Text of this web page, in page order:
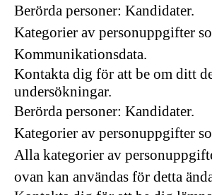
Berörda personer: Kandidater.
Kategorier av personuppgifter
Kommunikationsdata.
Kontakta dig för att be om ditt
undersökningar.
Berörda personer: Kandidater.
Kategorier av personuppgifter
Alla kategorier av
ovan kan användas för detta